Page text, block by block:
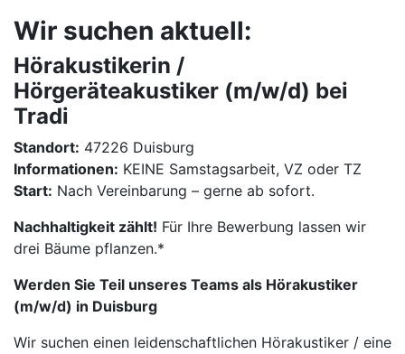
Wir suchen aktuell:
Hörakustikerin /
Hörgeräteakustiker (m/w/d) bei
Tradi
Standort: 47226 Duisburg
Informationen: KEINE Samstagsarbeit, VZ oder TZ
Start: Nach Vereinbarung – gerne ab sofort.
Nachhaltigkeit zählt! Für Ihre Bewerbung lassen wir
drei Bäume pflanzen.*
Werden Sie Teil unseres Teams als Hörakustiker
(m/w/d) in Duisburg
Wir suchen einen leidenschaftlichen Hörakustiker / eine